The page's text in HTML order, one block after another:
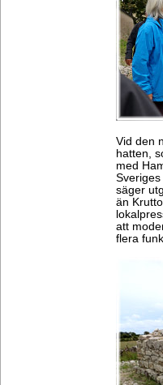
Vid den
hatten,
med
säger
än
att
flera